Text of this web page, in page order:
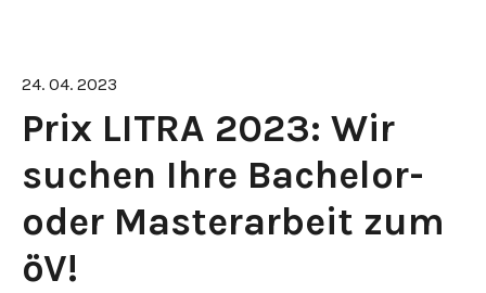
24. 04. 2023
Prix LITRA 2023: Wir
suchen Ihre Bachelor-
oder Masterarbeit zum
öV!